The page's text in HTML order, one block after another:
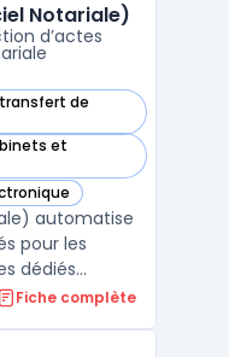
Notariale)
d’actes
de
dans cette catégorie
et
dans cette catégorie
dans cette catégorie
automatise
pour les
dédiés
notariale et
Fiche complète